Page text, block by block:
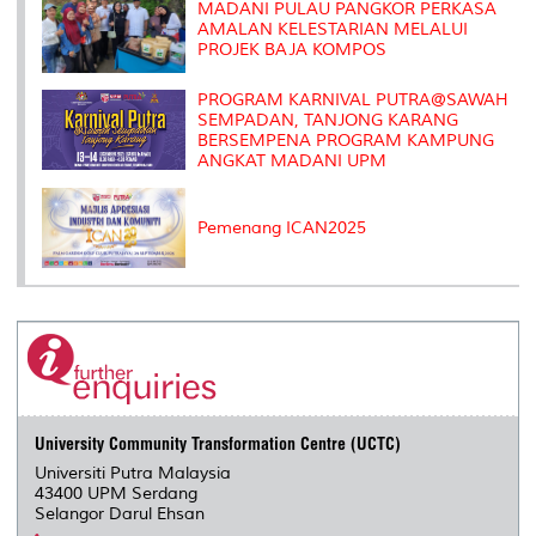
MADANI PULAU PANGKOR PERKASA
AMALAN KELESTARIAN MELALUI
PROJEK BAJA KOMPOS
PROGRAM KARNIVAL PUTRA@SAWAH
SEMPADAN, TANJONG KARANG
BERSEMPENA PROGRAM KAMPUNG
ANGKAT MADANI UPM
Pemenang ICAN2025
University Community Transformation Centre (UCTC)
Universiti Putra Malaysia
43400 UPM Serdang
Selangor Darul Ehsan